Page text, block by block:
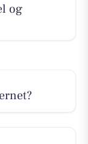
og